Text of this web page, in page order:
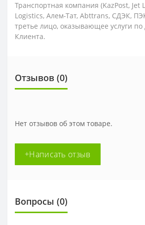
Транспортная компания (KazPost, Jet
Logistics, Алем-Тат, Abttrans, СДЭК,
третье лицо, оказывающее услуги по
Клиента.
Отзывов (0)
Нет отзывов об этом товаре.
+Написать отзыв
Вопросы (0)